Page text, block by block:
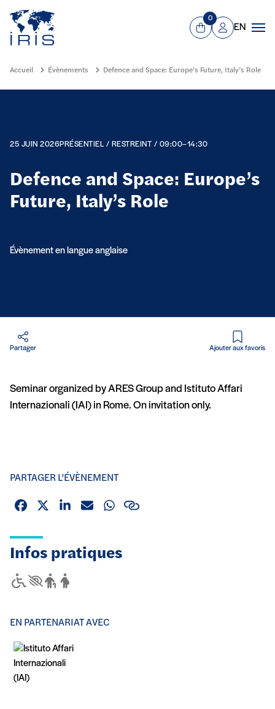
Aller au contenu principal
Panier
0
Mon compte
EN
Accueil Évènements Defence and Space: Europe’s Future, Italy’s Role
25 JUIN 2026 PRÉSENTIEL / RESTREINT / 09:00–14:30
Defence and Space: Europe’s
Future, Italy’s Role
Évènement en langue anglaise
Partager Ajouter aux favoris
en PDF
Seminar organized by ARES Group and Istituto Affari
Internazionali (IAI) in Rome. On invitation only.
PARTAGER L’ÉVÈNEMENT
FacebookX (Twitter)
LinkedinEmailWhatsapp
Lien
Infos pratiques
Accessibilité
Personnes à mobilité réduite
Aveugles ou malvoyants
Personnes âgées
EN PARTENARIAT AVEC